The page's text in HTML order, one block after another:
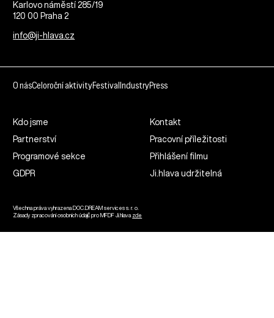
Karlovo náměstí 285/19
120 00 Praha 2
info@ji-hlava.cz
O násCeloroční aktivityFestival IndustryPress
Kdo jsme
Kontakt
Partnerství
Pracovní příležitosti
Programové sekce
Přihlášení filmu
GDPR
Ji.hlava udržitelná
Všechna práva vyhrazena DOC.DREAM services s. r. o.
Zásady zpracování osobních údajů pro MFDF Ji.hlava zde